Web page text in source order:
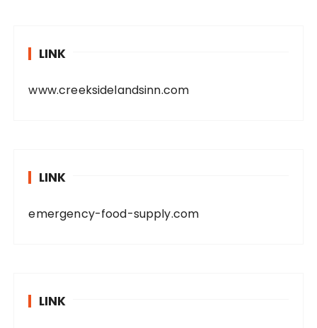
LINK
www.creeksidelandsinn.com
LINK
emergency-food-supply.com
LINK